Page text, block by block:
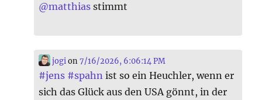
@matthias stimmt
jogi on7/16/2026, 6:06:14 PM
#jens #spahn ist so ein Heuchler, wenn er
sich das Glück aus den USA gönnt, in der